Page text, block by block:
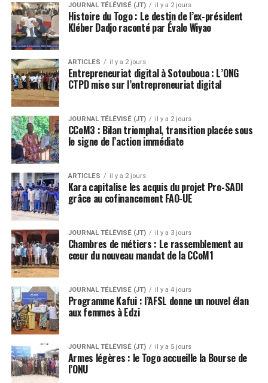
JOURNAL TÉLÉVISÉ (JT) il y a 2 jours
Histoire du Togo : Le destin de l’ex-président
Kléber Dadjo raconté par Évalo Wiyao
ARTICLES il y a 2 jours
Entrepreneuriat digital à Sotouboua : L’ONG
CTPD mise sur l’entrepreneuriat digital
JOURNAL TÉLÉVISÉ (JT) il y a 2 jours
CCoM3 : Bilan triomphal, transition placée sous
le signe de l’action immédiate
ARTICLES il y a 2 jours
Kara capitalise les acquis du projet Pro-SADI
grâce au cofinancement FAO-UE
JOURNAL TÉLÉVISÉ (JT) il y a 3 jours
Chambres de métiers : Le rassemblement au
cœur du nouveau mandat de la CCoM1
JOURNAL TÉLÉVISÉ (JT) il y a 4 jours
Programme Kafui : l’AFSL donne un nouvel élan
aux femmes à Edzi
JOURNAL TÉLÉVISÉ (JT) il y a 5 jours
Armes légères : le Togo accueille la Bourse de
l’ONU